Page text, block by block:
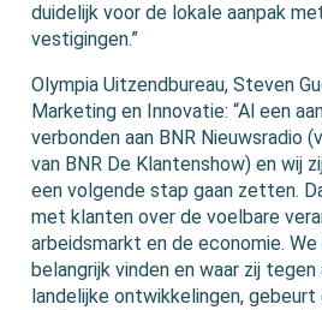
duidelijk voor de lokale aanpak
vestigingen.”
Olympia Uitzendbureau, Steven
Marketing en Innovatie: “Al een
verbonden aan BNR Nieuwsradio
van BNR De Klantenshow) en wij
een volgende stap gaan zetten.
met klanten over de voelbare
arbeidsmarkt en de economie.
belangrijk vinden en waar zij
landelijke ontwikkelingen,